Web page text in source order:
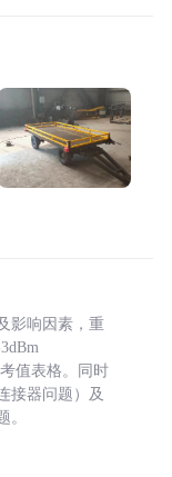
影响因素，重
值表格。同时
接器问题）及
。